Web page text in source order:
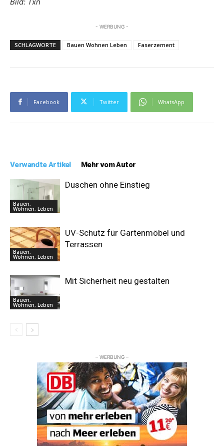
- WERBUNG -
SCHLAGWORTE Bauen Wohnen Leben Faserzement
Facebook Twitter WhatsApp
Verwandte Artikel Mehr vom Autor
Bauen,
Wohnen, Leben
Duschen ohne Einstieg
Bauen,
Wohnen, Leben
UV-Schutz für Gartenmöbel und
Terrassen
Bauen,
Wohnen, Leben
Mit Sicherheit neu gestalten
– WERBUNG –